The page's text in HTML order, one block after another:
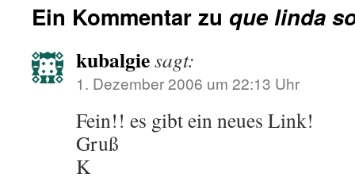
Ein Kommentar zu que linda
kubalgiesagt:
1. Dezember 2006 um 22:13 Uhr
Fein!! es gibt ein neues Link!
Gruß
K